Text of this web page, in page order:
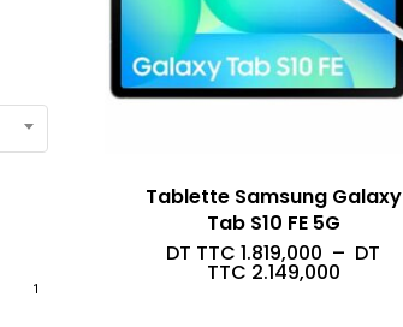
1
Tablette Samsung Galaxy
Tab S10 FE 5G
DT TTC 1.819,000 – DT
TTC 2.149,000Plage